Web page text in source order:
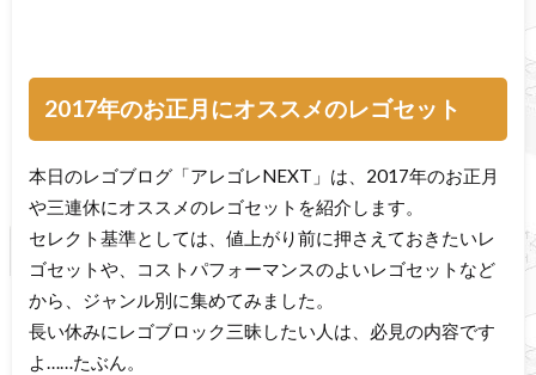
2017年のお正月にオススメのレゴセット
本日のレゴブログ「アレゴレNEXT」は、2017年のお正月
や三連休にオススメのレゴセットを紹介します。
セレクト基準としては、値上がり前に押さえておきたいレ
ゴセットや、コストパフォーマンスのよいレゴセットなど
から、ジャンル別に集めてみました。
長い休みにレゴブロック三昧したい人は、必見の内容です
よ……たぶん。